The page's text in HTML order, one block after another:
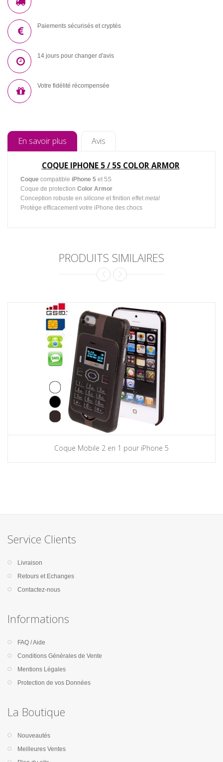
Paiements sécurisés et cryptés
14 jours pour changer d'avis
Votre fidélité récompensée
En savoir plus Avis
COQUE IPHONE 5 / 5S COLOR ARMOR
Coque compatible iPhone 5 et 5S
Coque de protection Color Armor
Conception robuste en silicone et finition effet metal
Protège efficacement votre iPhone des chocs
PRODUITS SIMILAIRES
Coque Mobile 2 en 1 pour iPhone 5
Service Clients
Livraison
Retours et Echanges
Contactez-nous
Informations
FAQ / Aide
Conditions Générales de Vente
Mentions Légales
Protection de vos Données
La Boutique
Nouveautés
Meilleures Ventes